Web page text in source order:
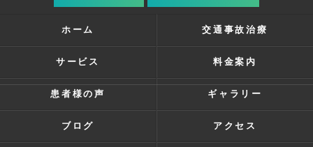
ホーム 交通事故治療
サービス 料金案内
患者様の声 ギャラリー
ブログ アクセス